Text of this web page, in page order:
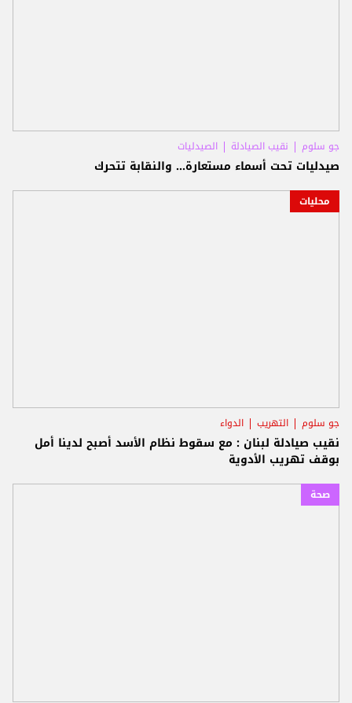
جو سلوم نقيب الصيادلة الصيدليات
صيدليات تحت أسماء مستعارة... والنقابة تتحرك
محليات
جو سلوم التهريب الدواء
نقيب صيادلة لبنان : مع سقوط ‏نظام الأسد أصبح لدينا أمل
بوقف تهريب الأدوية
صحة